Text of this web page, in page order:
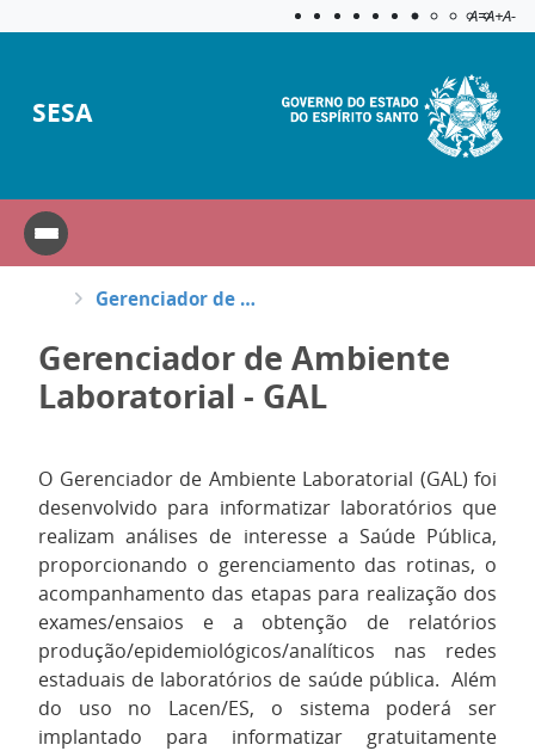
Aplicar
A=A+A-
SESA
Gerenciador de Ambiente Laboratorial - GAL
Gerenciador de Ambiente
Laboratorial - GAL
O Gerenciador de Ambiente Laboratorial (GAL) foi
desenvolvido para informatizar laboratórios que
realizam análises de interesse a Saúde Pública,
proporcionando o gerenciamento das rotinas, o
acompanhamento das etapas para realização dos
exames/ensaios e a obtenção de relatórios
produção/epidemiológicos/analíticos nas redes
estaduais de laboratórios de saúde pública. Além
do uso no Lacen/ES, o sistema poderá ser
implantado para informatizar gratuitamente